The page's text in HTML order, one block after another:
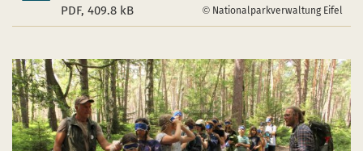
PDF, 409.8 kB
Nationalparkverwaltung Eifel